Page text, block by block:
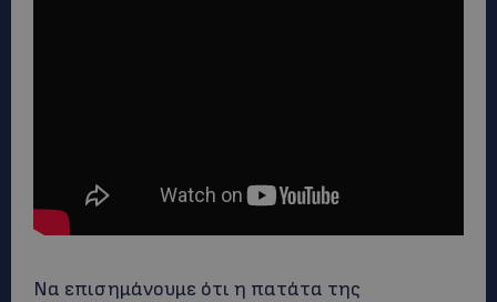
Να επισημάνουμε ότι η πατάτα της